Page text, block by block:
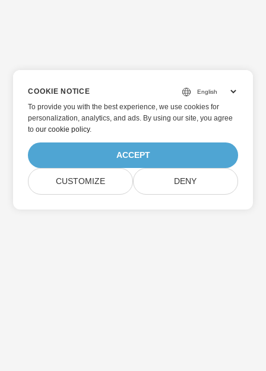
COOKIE NOTICE
To provide you with the best experience, we use cookies for
personalization, analytics, and ads. By using our site, you agree
toour cookie policy.
ACCEPT
CUSTOMIZE DENY